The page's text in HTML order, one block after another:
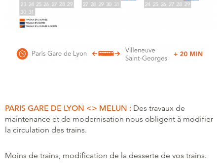
PARIS GARE DE LYON <> MELUN : Des travaux de
maintenance et de modernisation nous obligent à modifier
la circulation des trains.
Moins de trains, modification de la desserte de vos trains.